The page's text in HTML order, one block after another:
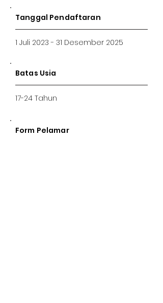
Tanggal Pendaftaran
1 Juli 2023 - 31 Desember 2025
Batas Usia
17-24 Tahun
Form Pelamar